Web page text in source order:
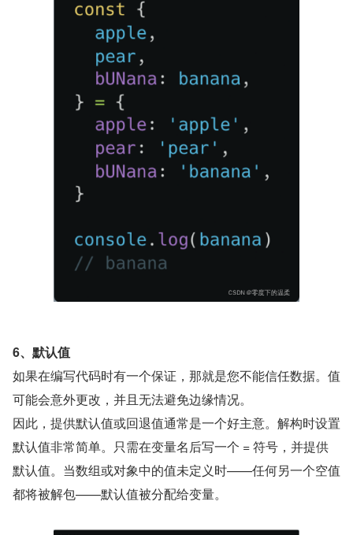
6、默认值
如果在编写代码时有一个保证，那就是您不能信任数据。值
可能会意外更改，并且无法避免边缘情况。
因此，提供默认值或回退值通常是一个好主意。解构时设置
默认值非常简单。只需在变量名后写一个 = 符号，并提供
默认值。当数组或对象中的值未定义时——任何另一个空值
都将被解包——默认值被分配给变量。